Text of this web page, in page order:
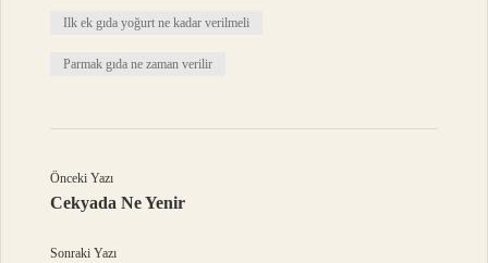
Ilk ek gıda yoğurt ne kadar verilmeli
Parmak gıda ne zaman verilir
Önceki Yazı
Cekyada Ne Yenir
Sonraki Yazı